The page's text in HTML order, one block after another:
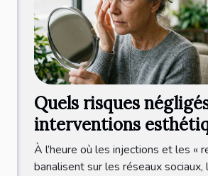
Quels risques
interventions
autour de l’œil ?
À l’heure où les injections et les «
banalisent sur les réseaux sociaux,